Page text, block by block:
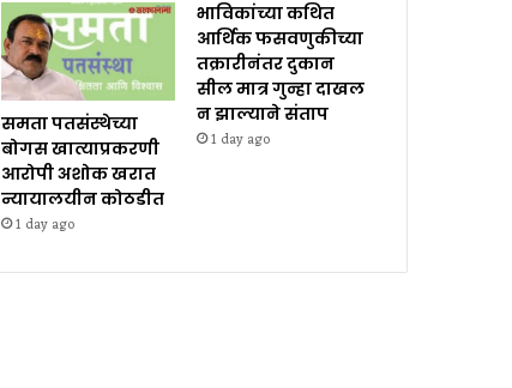
समता पतसंस्थेच्या
बोगस खात्याप्रकरणी
आरोपी अशोक खरात
न्यायालयीन कोठडीत
1 day ago
भाविकांच्या कथित
आर्थिक फसवणुकीच्या
तक्रारीनंतर दुकान
सील मात्र गुन्हा दाखल
न झाल्याने संताप
1 day ago